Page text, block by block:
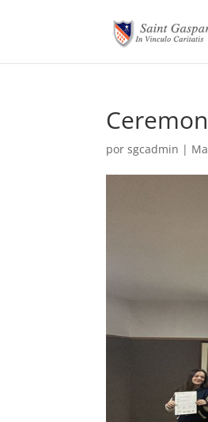
porsgcadmin |